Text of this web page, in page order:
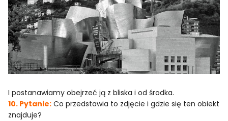
I postanawiamy obejrzeć ją z bliska i od środka.
10. Pytanie: Co przedstawia to zdjęcie i gdzie się ten obiekt
znajduje?